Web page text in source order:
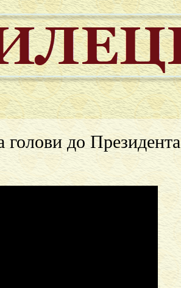
до Президента